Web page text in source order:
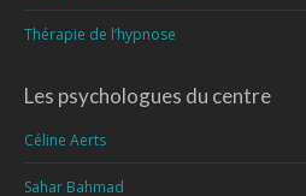
Thérapie de l’hypnose
Les psychologues du centre
Céline Aerts
Sahar Bahmad